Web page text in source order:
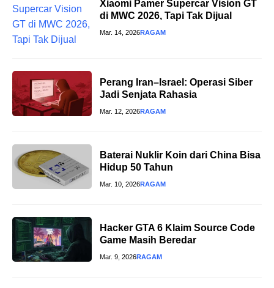
Xiaomi Pamer Supercar Vision GT
di MWC 2026, Tapi Tak Dijual
Mar. 14, 2026RAGAM
Perang Iran–Israel: Operasi Siber
Jadi Senjata Rahasia
Mar. 12, 2026RAGAM
Baterai Nuklir Koin dari China Bisa
Hidup 50 Tahun
Mar. 10, 2026RAGAM
Hacker GTA 6 Klaim Source Code
Game Masih Beredar
Mar. 9, 2026RAGAM